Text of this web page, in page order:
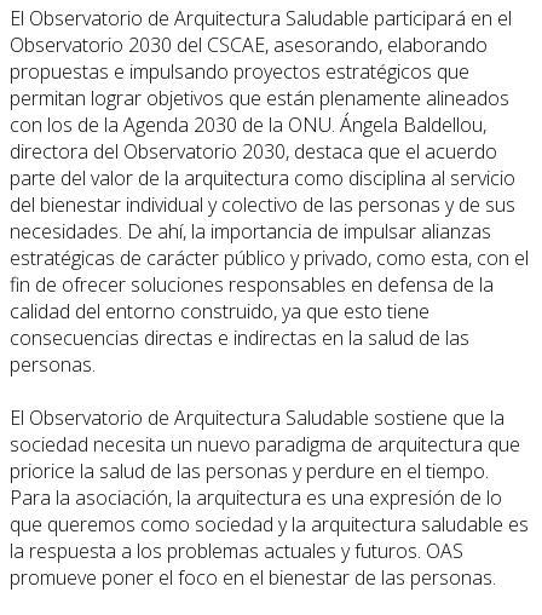
El Observatorio de Arquitectura Saludable participará en el
Observatorio 2030 del CSCAE, asesorando, elaborando
propuestas e impulsando proyectos estratégicos que
permitan lograr objetivos que están plenamente alineados
con los de la Agenda 2030 de la ONU. Ángela Baldellou,
directora del Observatorio 2030, destaca que el acuerdo
parte del valor de la arquitectura como disciplina al servicio
del bienestar individual y colectivo de las personas y de sus
necesidades. De ahí, la importancia de impulsar alianzas
estratégicas de carácter público y privado, como esta, con el
fin de ofrecer soluciones responsables en defensa de la
calidad del entorno construido, ya que esto tiene
consecuencias directas e indirectas en la salud de las
personas.
El Observatorio de Arquitectura Saludable sostiene que la
sociedad necesita un nuevo paradigma de arquitectura que
priorice la salud de las personas y perdure en el tiempo.
Para la asociación, la arquitectura es una expresión de lo
que queremos como sociedad y la arquitectura saludable es
la respuesta a los problemas actuales y futuros. OAS
promueve poner el foco en el bienestar de las personas.